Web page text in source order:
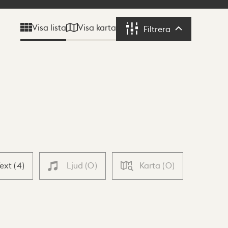
Visa lista Visa karta Filtrera Filtrera
(4) Ljud (0) Karta (0)